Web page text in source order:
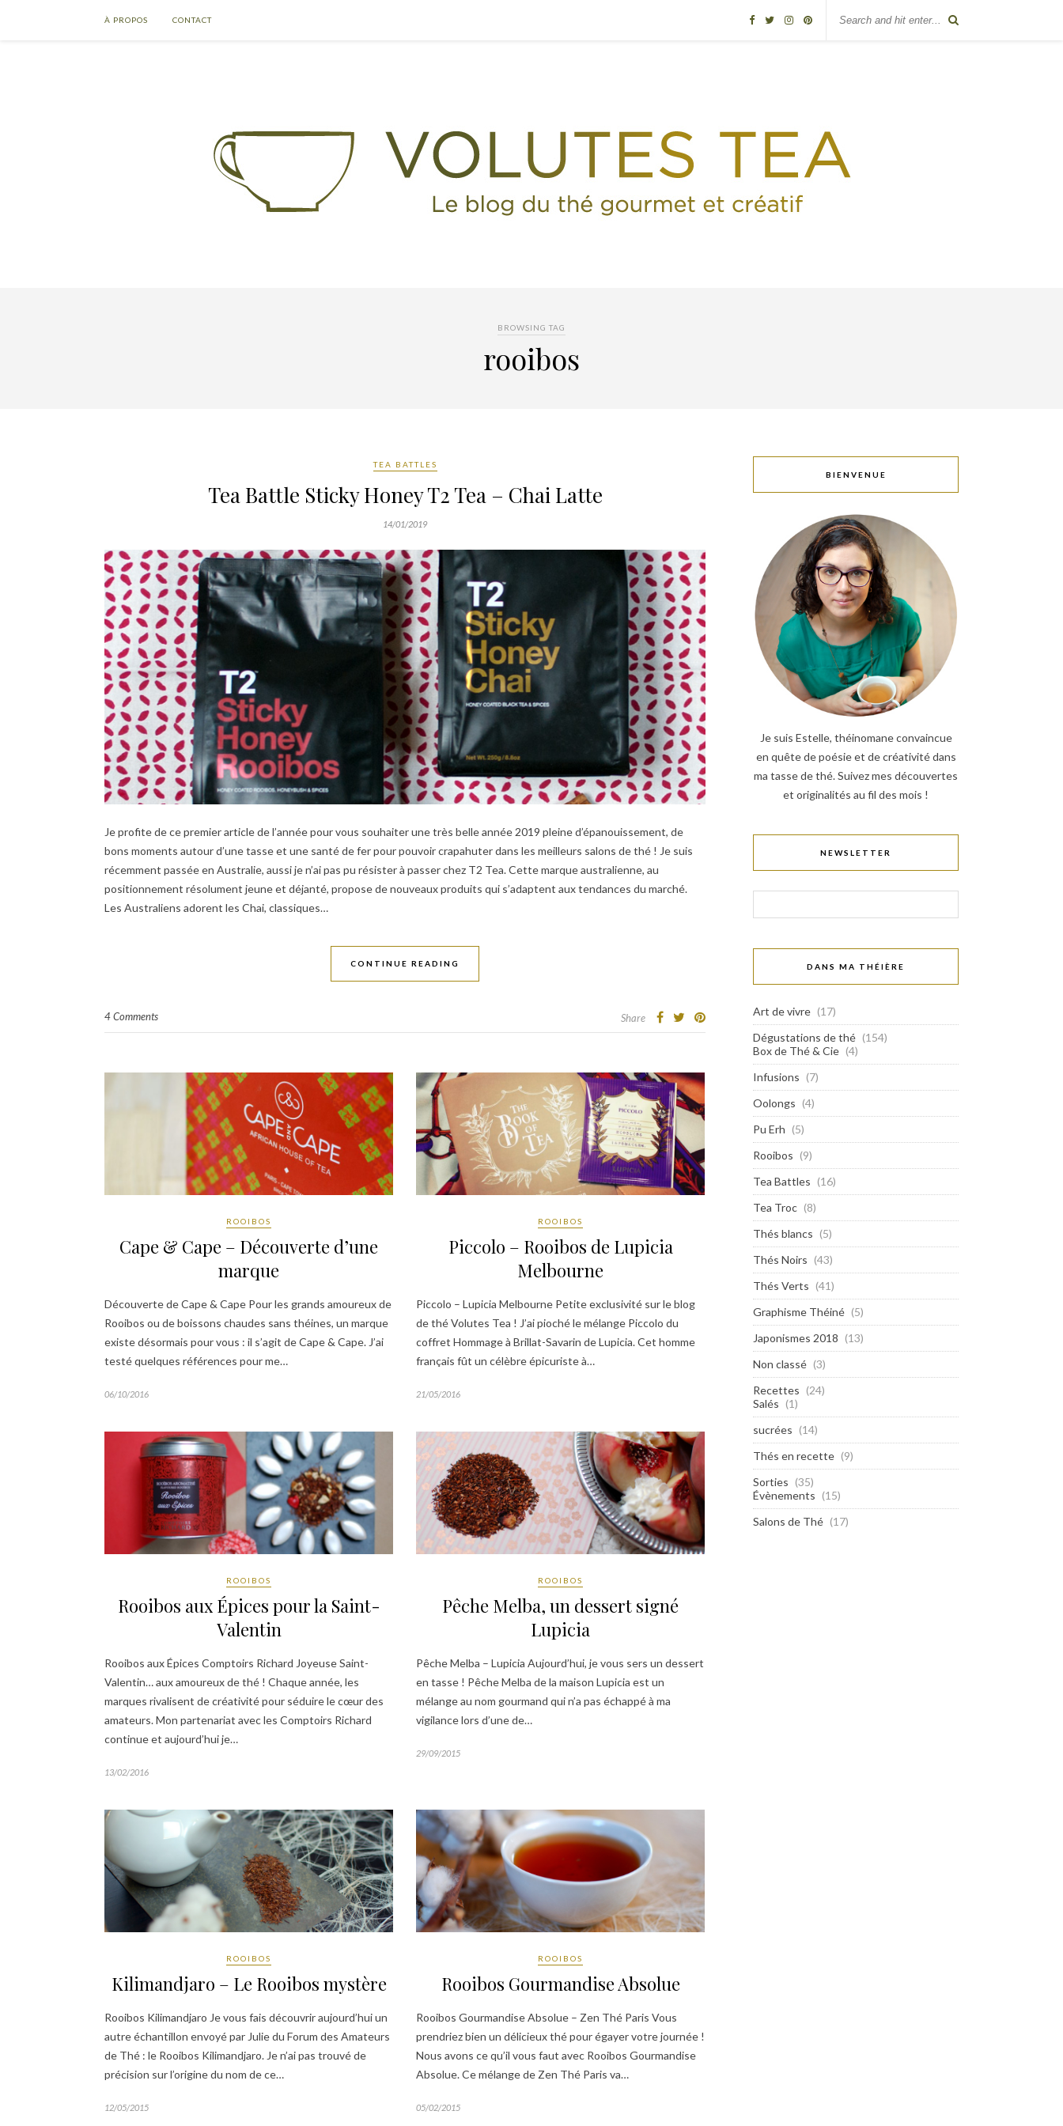
À PROPOS CONTACT
BROWSING TAG
rooibos
TEA BATTLES
Tea Battle Sticky Honey T2 Tea – Chai Latte
14/01/2019
Je profite de ce premier article de l’année pour vous souhaiter une très belle année 2019 pleine d’épanouissement, de
bons moments autour d’une tasse et une santé de fer pour pouvoir crapahuter dans les meilleurs salons de thé ! Je suis
récemment passée en Australie, aussi je n’ai pas pu résister à passer chez T2 Tea. Cette marque australienne, au
positionnement résolument jeune et déjanté, propose de nouveaux produits qui s’adaptent aux tendances du marché.
Les Australiens adorent les Chai, classiques…
CONTINUE READING
4 Comments Share
ROOIBOS
Cape & Cape – Découverte d’une
marque
Découverte de Cape & Cape Pour les grands amoureux de
Rooibos ou de boissons chaudes sans théines, un marque
existe désormais pour vous : il s’agit de Cape & Cape. J’ai
testé quelques références pour me…
06/10/2016
ROOIBOS
Piccolo – Rooibos de Lupicia
Melbourne
Piccolo – Lupicia Melbourne Petite exclusivité sur le blog
de thé Volutes Tea ! J’ai pioché le mélange Piccolo du
coffret Hommage à Brillat-Savarin de Lupicia. Cet homme
français fût un célèbre épicuriste à…
21/05/2016
ROOIBOS
Rooibos aux Épices pour la Saint-
Valentin
Rooibos aux Épices Comptoirs Richard Joyeuse Saint-
Valentin… aux amoureux de thé ! Chaque année, les
marques rivalisent de créativité pour séduire le cœur des
amateurs. Mon partenariat avec les Comptoirs Richard
continue et aujourd’hui je…
13/02/2016
ROOIBOS
Pêche Melba, un dessert signé
Lupicia
Pêche Melba – Lupicia Aujourd’hui, je vous sers un dessert
en tasse ! Pêche Melba de la maison Lupicia est un
mélange au nom gourmand qui n’a pas échappé à ma
vigilance lors d’une de…
29/09/2015
ROOIBOS
Kilimandjaro – Le Rooibos mystère
Rooibos Kilimandjaro Je vous fais découvrir aujourd’hui un
autre échantillon envoyé par Julie du Forum des Amateurs
de Thé : le Rooibos Kilimandjaro. Je n’ai pas trouvé de
précision sur l’origine du nom de ce…
12/05/2015
ROOIBOS
Rooibos Gourmandise Absolue
Rooibos Gourmandise Absolue – Zen Thé Paris Vous
prendriez bien un délicieux thé pour égayer votre journée !
Nous avons ce qu’il vous faut avec Rooibos Gourmandise
Absolue. Ce mélange de Zen Thé Paris va…
05/02/2015
BIENVENUE
Je suis Estelle, théinomane convaincue
en quête de poésie et de créativité dans
ma tasse de thé. Suivez mes découvertes
et originalités au fil des mois !
NEWSLETTER
DANS MA THÉIÈRE
Art de vivre (17)
Dégustations de thé (154)
Box de Thé & Cie (4)
Infusions (7)
Oolongs (4)
Pu Erh (5)
Rooibos (9)
Tea Battles (16)
Tea Troc (8)
Thés blancs (5)
Thés Noirs (43)
Thés Verts (41)
Graphisme Théiné (5)
Japonismes 2018 (13)
Non classé (3)
Recettes (24)
Salés (1)
sucrées (14)
Thés en recette (9)
Sorties (35)
Évènements (15)
Salons de Thé (17)